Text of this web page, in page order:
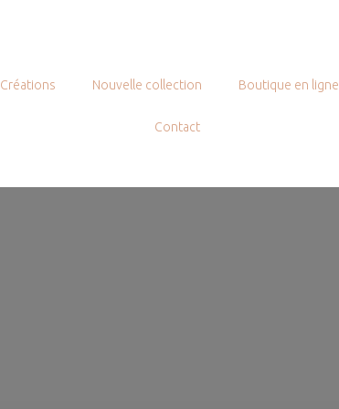
Créations Nouvelle collection Boutique en ligne
Contact